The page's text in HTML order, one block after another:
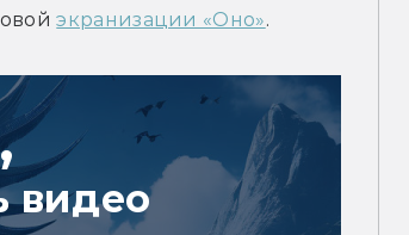
экранизации «Оно».
видео